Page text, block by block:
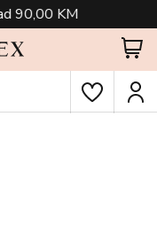
90,00 KM